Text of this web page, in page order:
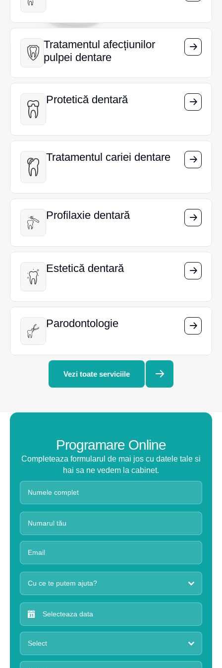
Tratamentul afecțiunilor
pulpei dentare
Tratamentul afecțiunilor
pulpei dentare
Protetică dentară
Protetică dentară
Tratamentul cariei dentare
Tratamentul cariei dentare
Profilaxie dentară
Profilaxie dentară
Estetică dentară
Estetică dentară
Parodontologie
Parodontologie
Vezi toate serviciile
Programare Online
Completeaza formularul de mai jos cu datele tale si
hai sa ne vedem la cabinet.
Cu ce te putem ajuta?
Select